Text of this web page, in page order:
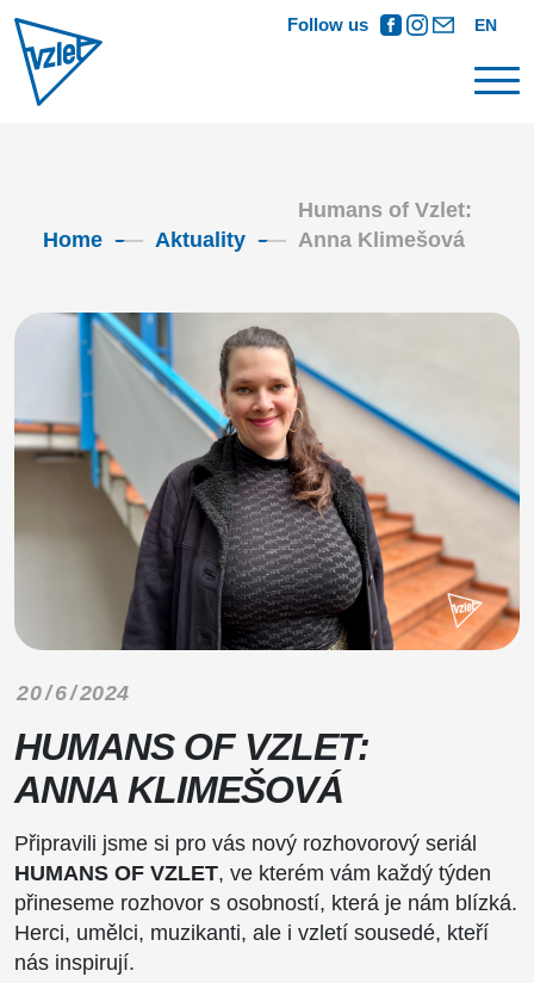
Follow us EN
Home Aktuality
Humans of Vzlet:
Anna Klimešová
20 / 6 / 2024
HUMANS OF VZLET:
ANNA KLIMEŠOVÁ
Připravili jsme si pro vás nový rozhovorový seriál
HUMANS OF VZLET, ve kterém vám každý týden
přineseme rozhovor s osobností, která je nám blízká.
Herci, umělci, muzikanti, ale i vzletí sousedé, kteří
nás inspirují.